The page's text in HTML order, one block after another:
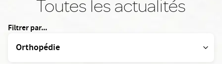
Toutes les actualités
Filtrer par...